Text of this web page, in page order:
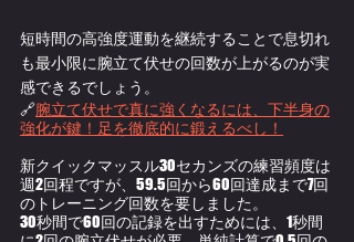
短時間の高強度運動を継続することで息切れ
も最小限に腕立て伏せの回数が上がるのが実
感できるでしょう。
🔗腕立て伏せで真に強くなるには、下半身の
強化が鍵！足を徹底的に鍛えるべし！
新クイックマッスル30セカンズの練習頻度は
週2回程ですが、59.5回から60回達成まで7回
のトレーニング回数を要しました。
30秒間で60回の記録を出すためには、1秒間